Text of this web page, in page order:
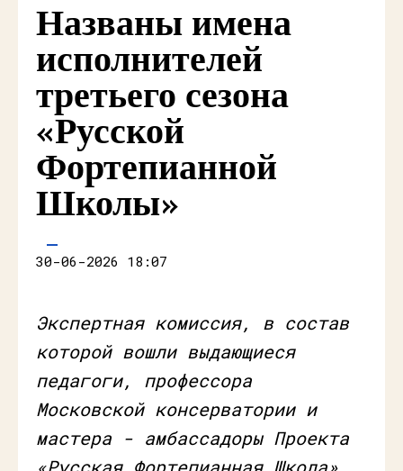
Названы имена
исполнителей
третьего сезона
«Русской
Фортепианной
Школы»
30-06-2026 18:07
Экспертная комиссия, в состав
которой вошли выдающиеся
педагоги, профессора
Московской консерватории и
мастера - амбассадоры Проекта